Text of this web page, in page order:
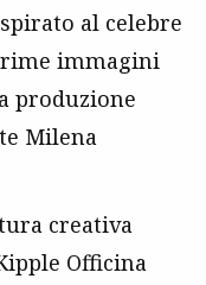
al celebre
immagini
produzione
Milena
creativa
Officina